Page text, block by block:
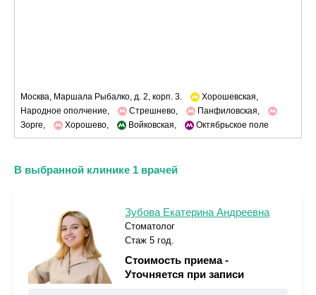
Москва, Маршала Рыбалко, д. 2, корп. 3.
Хорошевская,
Народное ополчение,
Стрешнево,
Панфиловская,
Зорге,
Хорошево, Войковская, Октябрьское поле
В выбранной клинике 1 врачей
Зубова Екатерина Андреевна
Стоматолог
Стаж 5 год.
Стоимость приема -
Уточняется при записи